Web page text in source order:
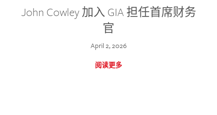
John Cowley 加入 GIA 担任首席财务
官
April 2, 2026
阅读更多